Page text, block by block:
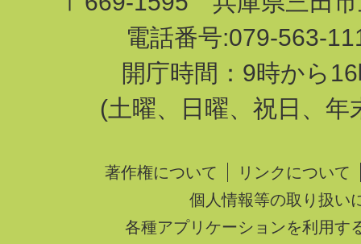
電話番号:079-563-
開庁時間：9時から
(土曜、日曜、祝日、年
著作権について
リンクについて
個人情報等の取り扱い
各種アプリケーションを利用す